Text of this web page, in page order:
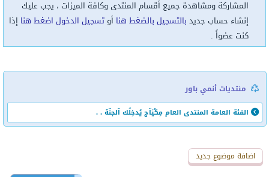
المشاركة ومشاهدة جميع أقسام المنتدى وكافة الميزات ، يجب عليك
إنشاء حساب جديد بالتسجيل بالضغط هنا أوتسجيل الدخول اضغط هنا إذا
كنت عضواً .
منتديات أنمي باور
الفئة العامة المنتدى العام مِكْيَآج يُدخِلُك آلجنّة . .
اضافة رد جديد
اضافة موضوع جديد